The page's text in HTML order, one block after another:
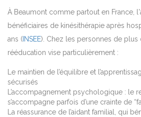
À Beaumont comme partout en France,
bénéficiaires de kinésithérapie après
ans ( INSEE). Chez les personnes de plus
rééducation vise particulièrement :
Le maintien de l’équilibre et
sécurisés
L’accompagnement psychologique : le
s’accompagne parfois d’une crainte de
La réassurance de l’aidant familial, qui